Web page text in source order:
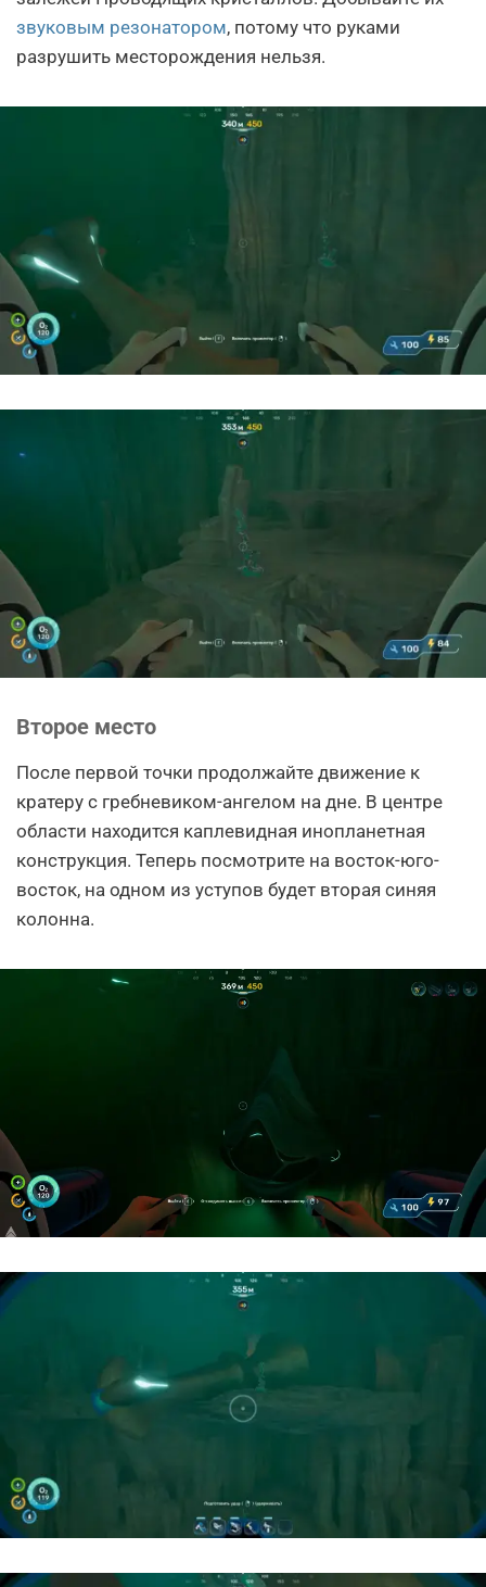
звуковым резонатором, потому что руками
разрушить месторождения нельзя.
Второе место
После первой точки продолжайте движение к
кратеру с гребневиком-ангелом на дне. В центре
области находится каплевидная инопланетная
конструкция. Теперь посмотрите на восток-юго-
восток, на одном из уступов будет вторая синяя
колонна.